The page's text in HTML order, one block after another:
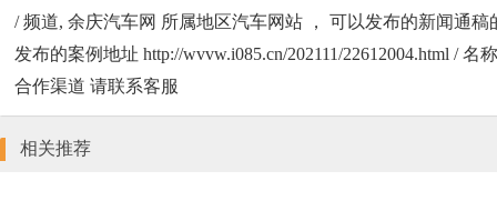
/ 频道, 余庆汽车网 所属地区汽车网站 ， 可以发布的新闻通
发布的案例地址 http://wvvw.i085.cn/202111/22612004.html /
合作渠道 请联系客服
相关推荐